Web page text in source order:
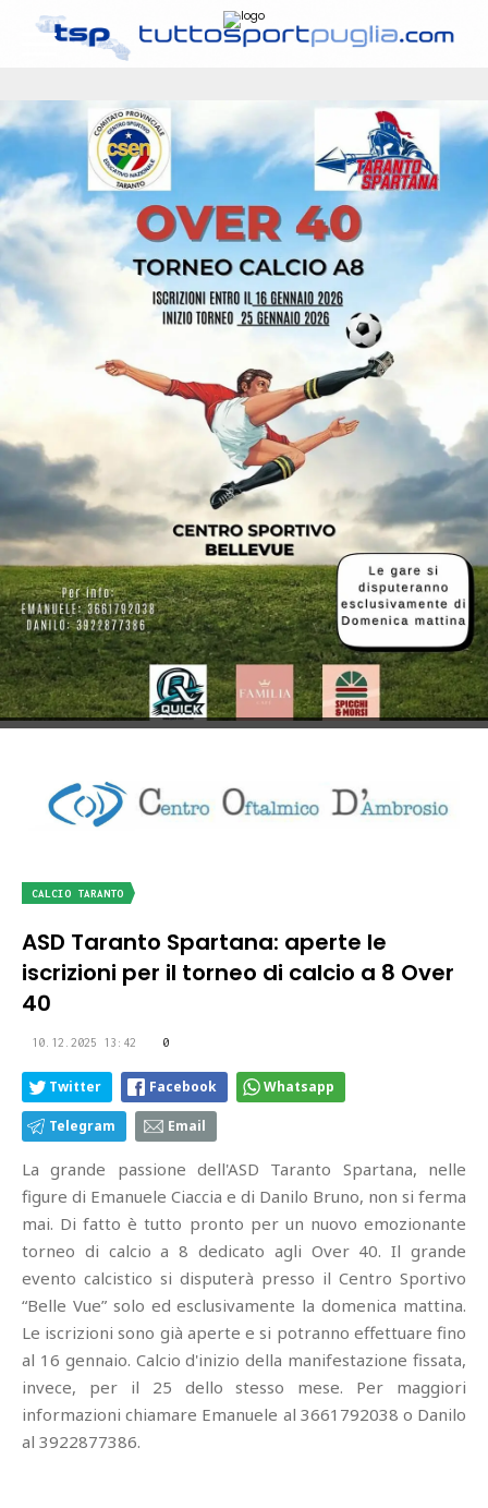
CALCIO TARANTO
ASD Taranto Spartana: aperte le
iscrizioni per il torneo di calcio a 8 Over
40
10.12.2025 13:42 0
Twitter Facebook Whatsapp
Telegram Email
La grande passione dell'ASD Taranto Spartana, nelle
figure di Emanuele Ciaccia e di Danilo Bruno, non si ferma
mai. Di fatto è tutto pronto per un nuovo emozionante
torneo di calcio a 8 dedicato agli Over 40. Il grande
evento calcistico si disputerà presso il Centro Sportivo
“Belle Vue” solo ed esclusivamente la domenica mattina.
Le iscrizioni sono già aperte e si potranno effettuare fino
al 16 gennaio. Calcio d'inizio della manifestazione fissata,
invece, per il 25 dello stesso mese. Per maggiori
informazioni chiamare Emanuele al 3661792038 o Danilo
al 3922877386.